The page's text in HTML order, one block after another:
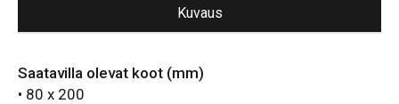
Kuvaus
Saatavilla olevat koot (mm)
• 80 x 200